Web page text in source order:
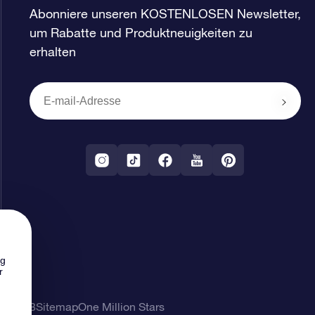
Abonniere unseren KOSTENLOSEN Newsletter,
um Rabatte und Produktneuigkeiten zu
erhalten
AGBSitemapOne Million Stars